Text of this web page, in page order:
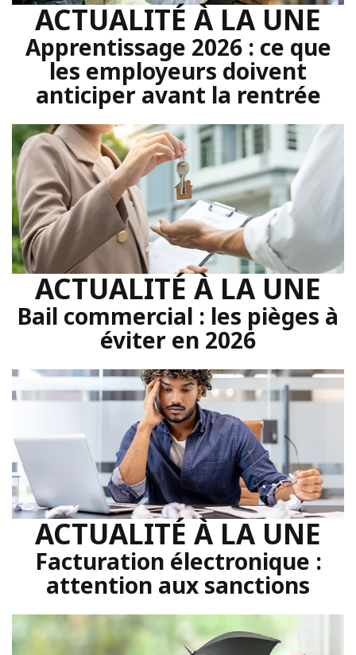
ACTUALITÉ À LA UNE
Apprentissage 2026 : ce que
les employeurs doivent
anticiper avant la rentrée
ACTUALITÉ À LA UNE
Bail commercial : les pièges à
éviter en 2026
ACTUALITÉ À LA UNE
Facturation électronique :
attention aux sanctions